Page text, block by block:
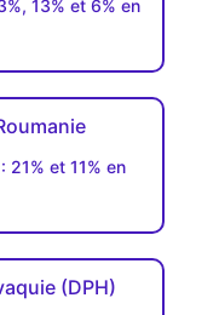
13% et 6% en
21% et 11% en
(DPH)